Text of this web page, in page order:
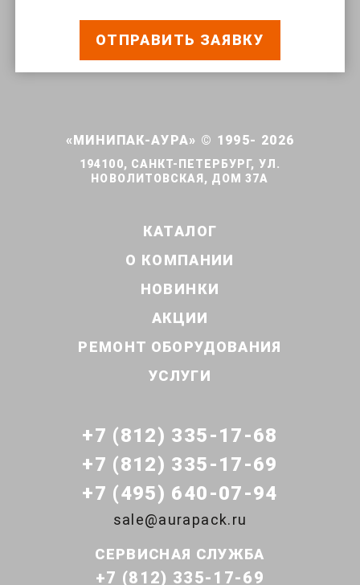
ОТПРАВИТЬ ЗАЯВКУ
КАТАЛОГ
О КОМПАНИИ
НОВИНКИ
АКЦИИ
РЕМОНТ ОБОРУДОВАНИЯ
УСЛУГИ
+7 (812) 335-17-68
+7 (812) 335-17-69
+7 (495) 640-07-94
sale@aurapack.ru
СЕРВИСНАЯ СЛУЖБА
+7 (812) 335-17-69
«МИНИПАК-АУРА» © 1995- 2026
194100, САНКТ-ПЕТЕРБУРГ, УЛ.
НОВОЛИТОВСКАЯ, ДОМ 37А